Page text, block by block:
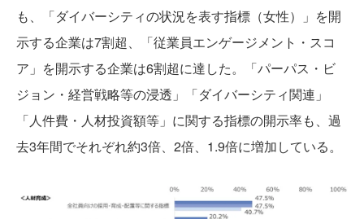
も、「ダイバーシティの状況を表す指標（女性）」を開
示する企業は7割超、「従業員エンゲージメント・スコ
ア」を開示する企業は6割超に達した。「パーパス・ビ
ジョン・経営戦略等の浸透」「ダイバーシティ関連」
「人件費・人材投資額等」に関する指標の開示率も、過
去3年間でそれぞれ約3倍、2倍、1.9倍に増加している。